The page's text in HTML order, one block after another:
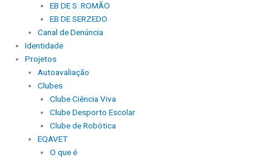
EB DE S. ROMÃO
EB DE SERZEDO
Canal de Denúncia
Identidade
Projetos
Autoavaliação
Clubes
Clube Ciência Viva
Clube Desporto Escolar
Clube de Robótica
EQAVET
O que é